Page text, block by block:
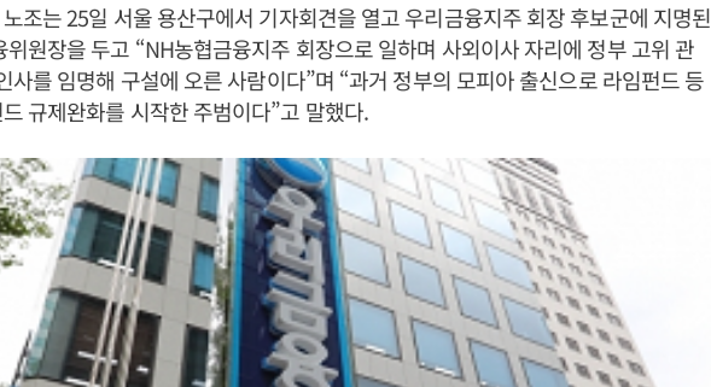
조는 25일 서울 용산구에서 기자회견을 열고 우리금융지주 회장 후보군에 지명된
위원장을 두고 “NH농협금융지주 회장으로 일하며 사외이사 자리에 정부 고위 관
사를 임명해 구설에 오른 사람이다”며 “과거 정부의 모피아 출신으로 라임펀드 등
규제완화를 시작한 주범이다”고 말했다.